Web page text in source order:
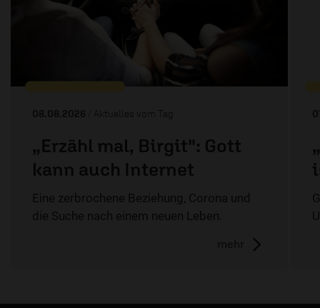
08.08.2026 / Aktuelles vom Tag
„Erzähl mal, Birgit": Gott
kann auch Internet
Eine zerbrochene Beziehung, Corona und
die Suche nach einem neuen Leben.
mehr